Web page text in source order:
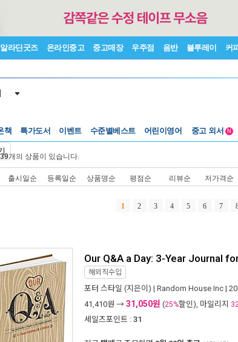
알라딘굿즈 온라인중고 중고매장 우주점 음반 블루레이 커피
책 특가도서 이벤트
수준별베스트
어린이영어
중고 외서
N
개의 상품이 있습니다.
출시일순 등록일순 상품명순 평점순 리뷰순 저가격순
1 2 3 4 5 6 7
Our Q&A a Day: 3-Year Journal
해외직수입
포터 스타일 (지은이) | Random House Inc |
41,410원 → 31,050원 (25%할인), 마일리지
세일즈포인트 : 31